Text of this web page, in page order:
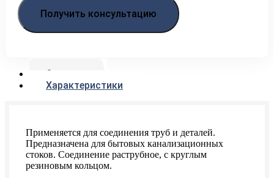
Получить консультацию
Описание
Характеристики
Применяется для соединения труб и деталей.
Предназначена для бытовых канализационных
стоков. Соединение раструбное, с круглым
резиновым кольцом.